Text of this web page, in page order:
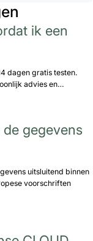
ik een
dagen gratis testen.
advies en…
gegevens
uitsluitend binnen
voorschriften